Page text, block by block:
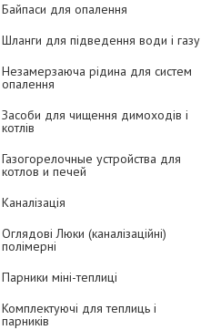
Байпаси для опалення
Шланги для підведення води і газу
Незамерзаюча рідина для систем
опалення
Засоби для чищення димоходів і
котлів
Газогорелочные устройства для
котлов и печей
Каналізація
Оглядові Люки (каналізаційні)
полімерні
Парники міні-теплиці
Комплектуючі для теплиць і
парників